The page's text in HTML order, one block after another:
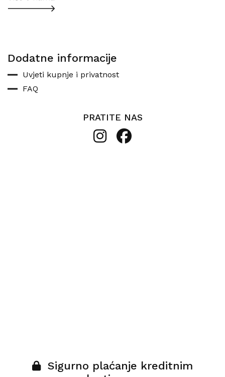
Dodatne informacije
Uvjeti kupnje i privatnost
FAQ
PRATITE NAS
Sigurno plaćanje kreditnim